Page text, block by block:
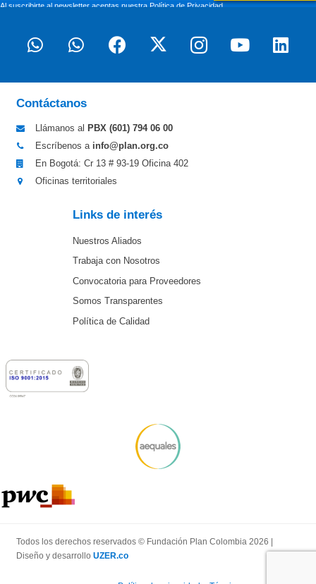
Al suscribirte al newsletter aceptas nuestraPolítica de Privacidad
Contáctanos
Llámanos al PBX (601) 794 06 00
Escríbenos a info@plan.org.co
En Bogotá: Cr 13 # 93-19 Oficina 402
Oficinas territoriales
Links de interés
Nuestros Aliados
Trabaja con Nosotros
Convocatoria para Proveedores
Somos Transparentes
Política de Calidad
Todos los derechos reservados © Fundación Plan Colombia 2026 |
Diseño y desarrollo UZER.co